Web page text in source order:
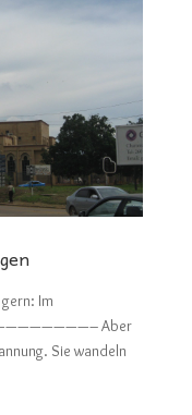
Im
Aber
Sie wandeln